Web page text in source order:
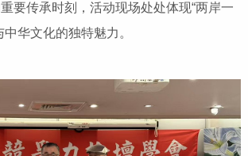
要传承时刻，活动现场处处体现“两岸一
华文化的独特魅力。